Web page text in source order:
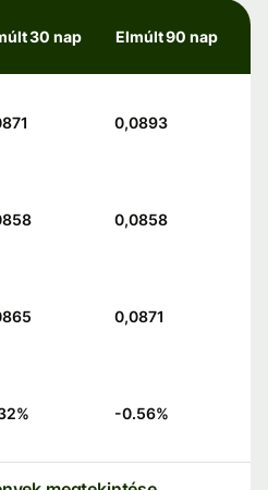
30 nap Elmúlt 90 nap
0,0893
0,0858
0,0871
% -0.56%